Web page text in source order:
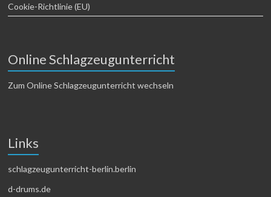
Cookie-Richtlinie (EU)
Online Schlagzeugunterricht
Zum Online Schlagzeugunterricht wechseln
Links
schlagzeugunterricht-berlin.berlin
d-drums.de